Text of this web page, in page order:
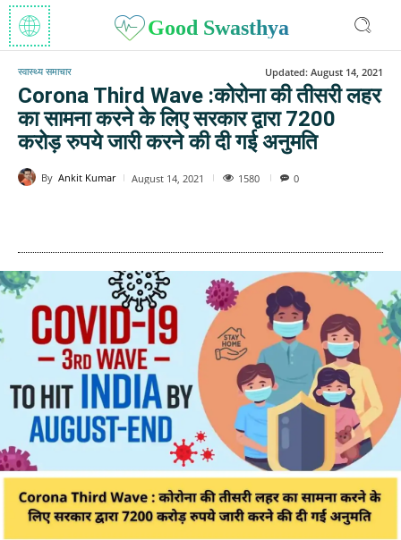
Good Swasthya
स्वास्थ्य समाचार Updated: August 14, 2021
Corona Third Wave :कोरोना की तीसरी लहर
का सामना करने के लिए सरकार द्वारा 7200
करोड़ रुपये जारी करने की दी गई अनुमति
By Ankit Kumar August 14, 2021 1580 0